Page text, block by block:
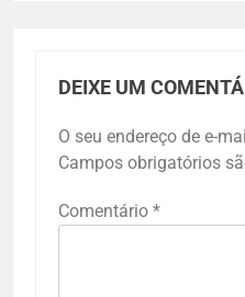
DEIXE UM
O seu endereço de e-
Campos obrigatórios
Comentário *